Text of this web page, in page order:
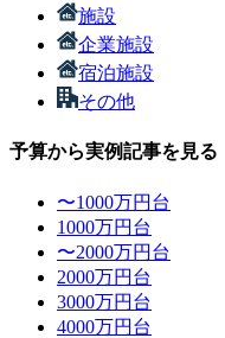
施設
企業施設
宿泊施設
その他
予算から実例記事を見る
〜1000万円台
1000万円台
〜2000万円台
2000万円台
3000万円台
4000万円台